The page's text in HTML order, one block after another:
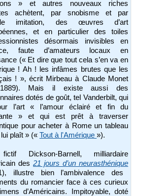
» et autres nouveaux riches
achètent, par snobisme et par
imitation, des œuvres d’art
et en particulier des toiles
désormais invisibles en
faute d’amateurs locaux en
(« Et dire que tout cela s’en va en
! Ah ! les infâmes brutes que les
! », écrit Mirbeau à Claude Monet
Mais il existe aussi des
dotés de goût, tel Vanderbilt, qui
l’art « l’amour éclairé et fin du
» et qui est prêt à traverser
pour acheter à Rome un tableau
plaît » (« Tout à l'Amérique »).
Dickson-Barnell, milliardaire
des 21 jours d’un neurasthénique
illustre bien l’ambivalence des
du romancier face à ces curieux
d’Américains. Impitoyable, doté